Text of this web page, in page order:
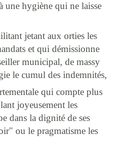
une hygiène qui ne laisse
jetant aux orties les
et qui démissionne
municipal, de massy
le cumul des indemnités,
qui compte plus
joyeusement les
dans la dignité de ses
ou le pragmatisme les